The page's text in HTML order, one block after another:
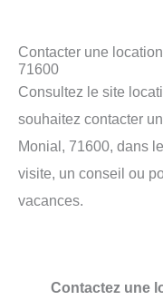
Contacter une
71600
Consultez le site
souhaitez contacter
Monial, 71600, dans
visite, un conseil ou
vacances.
Contactez une